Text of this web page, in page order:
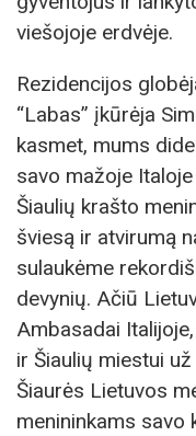
viešojoje erdvėje.
Rezidencijos
“Labas” įkūrėja
kasmet, mums
savo mažoje
Šiaulių krašto
šviesą ir atvirumą
sulaukėme
devynių. Ačiū
Ambasadai
ir Šiaulių miestui
Šiaurės Lietuvos
menininkams savo